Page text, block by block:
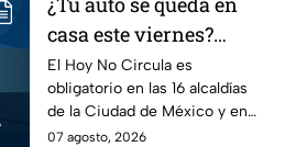
casa este viernes?
Revisa el Hoy No
Circula de este 7 de
agosto
El Hoy No Circula es
obligatorio en las 16 alcaldías
de la Ciudad de México y en
los municipios conurbados del
07 agosto, 2026